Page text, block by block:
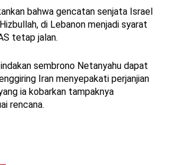
bahwa gencatan senjata Israel
di Lebanon menjadi syarat
tetap jalan.
sembrono Netanyahu dapat
Iran menyepakati perjanjian
ia kobarkan tampaknya
rencana.